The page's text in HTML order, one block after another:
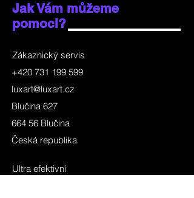
Jak Vám můžeme
pomoci?
Zákaznický servis
+420 731 199 599
luxart@luxart.cz
Blučina 627
664 56 Blučina
Česká republika
Ultra efektivní